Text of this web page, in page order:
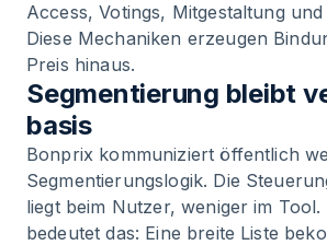
Access, Votings, Mitgestaltung
Diese Mechaniken erzeugen
Preis hinaus.
Segmentierung bleibt
basis
Bonprix kommuniziert öffentlich
Segmentierungslogik. Die
liegt beim Nutzer, weniger im
bedeutet das: Eine breite Liste